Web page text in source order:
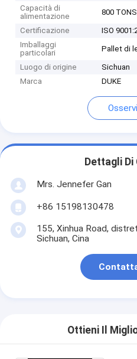
Capacità di
alimentazione
800
Certificazione
ISO
Imballaggi
particolari
Pallet di
Luogo di origine
Sichuan
Marca
DUKE
Dettagli
Mrs. Jennefer Gan
+86 15198130478
155, Xinhua Road,
Sichuan, Cina
Ottieni Il